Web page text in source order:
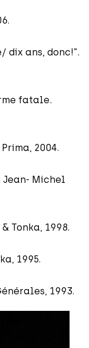
dix ans, donc!”.
fatale.
2004.
Jean- Michel
Tonka, 1998.
1995.
1993.